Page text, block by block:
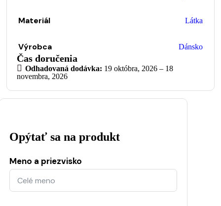
Materiál Látka
Výrobca Dánsko
Čas doručenia
Odhadovaná dodávka: 19 októbra, 2026 – 18
novembra, 2026
Opýtať sa na produkt
Meno a priezvisko